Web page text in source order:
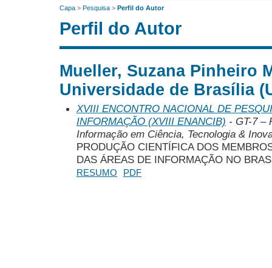
Capa > Pesquisa > Perfil do Autor
Perfil do Autor
Mueller, Suzana Pinheiro
Universidade de Brasília
XVIII ENCONTRO NACIONAL DE
INFORMAÇÃO (XVIII ENANCIB) - GT-7 –
Informação em Ciência, Tecnologia &
PRODUÇÃO CIENTÍFICA DOS
DAS ÁREAS DE INFORMAÇÃO NO
RESUMO PDF